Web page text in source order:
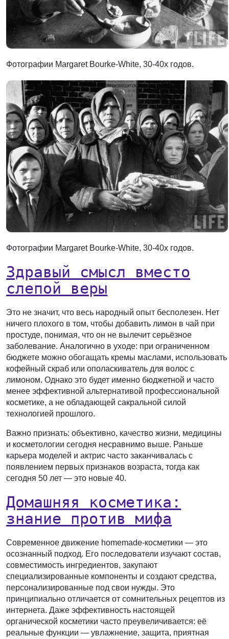
Фотографии Margaret Bourke-White, 30-40х годов.
Фотографии Margaret Bourke-White, 30-40х годов.
Здравый смысл вместо
слепой веры
Это не значит, что весь народный опыт бесполезен. Нет
ничего плохого в том, чтобы добавить лимон в чай при
простуде, понимая, что он не вылечит серьёзное
заболевание. Аналогично в уходе: при ограниченном
бюджете можно обогащать кремы маслами, использовать
кофейный скраб или ополаскиватель для волос с
лимоном. Однако это будет именно бюджетной и часто
менее эффективной альтернативой профессиональной
косметике, а не обладающей сакральной силой
технологией прошлого.
Важно признать: объективно, качество жизни, медицины
и косметологии сегодня несравнимо выше. Раньше
карьера моделей и актрис часто заканчивалась с
появлением первых признаков возраста, тогда как
сегодня 50 лет — это новые 40.
Домашняя косметика:
знание против мифа
Современное движение homemade-косметики — это
осознанный подход. Его последователи изучают состав,
совместимость ингредиентов, закупают
специализированные компоненты и создают средства,
персонализированные под свои нужды. Это
принципиально отличается от сомнительных рецептов из
интернета. Даже эффективность настоящей
органической косметики часто преувеличивается: её
реальные функции — увлажнение, защита, приятная